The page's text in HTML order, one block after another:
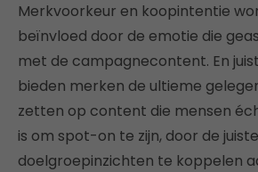
Merkvoorkeur en koopintentie
beïnvloed door de emotie die
met de campagnecontent. En
bieden merken de ultieme
zetten op content die mensen
is om spot-on te zijn, door de juiste
doelgroepinzichten te koppelen